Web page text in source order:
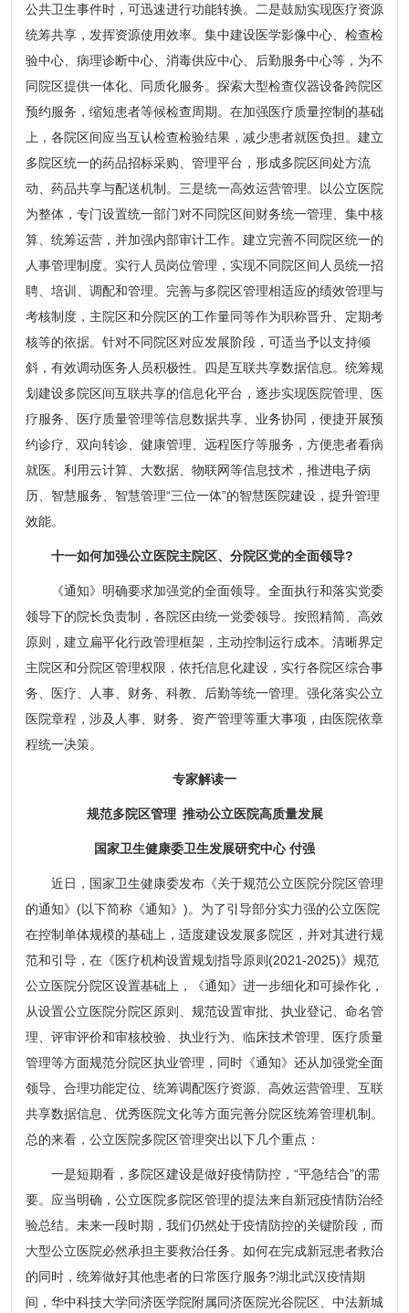
公共卫生事件时，可迅速进行功能转换。二是鼓励实现医疗资源
统筹共享，发挥资源使用效率。集中建设医学影像中心、检查检
验中心、病理诊断中心、消毒供应中心、后勤服务中心等，为不
同院区提供一体化、同质化服务。探索大型检查仪器设备跨院区
预约服务，缩短患者等候检查周期。在加强医疗质量控制的基础
上，各院区间应当互认检查检验结果，减少患者就医负担。建立
多院区统一的药品招标采购、管理平台，形成多院区间处方流
动、药品共享与配送机制。三是统一高效运营管理。以公立医院
为整体，专门设置统一部门对不同院区间财务统一管理、集中核
算、统筹运营，并加强内部审计工作。建立完善不同院区统一的
人事管理制度。实行人员岗位管理，实现不同院区间人员统一招
聘、培训、调配和管理。完善与多院区管理相适应的绩效管理与
考核制度，主院区和分院区的工作量同等作为职称晋升、定期考
核等的依据。针对不同院区对应发展阶段，可适当予以支持倾
斜，有效调动医务人员积极性。四是互联共享数据信息。统筹规
划建设多院区间互联共享的信息化平台，逐步实现医院管理、医
疗服务、医疗质量管理等信息数据共享、业务协同，便捷开展预
约诊疗、双向转诊、健康管理、远程医疗等服务，方便患者看病
就医。利用云计算、大数据、物联网等信息技术，推进电子病
历、智慧服务、智慧管理“三位一体”的智慧医院建设，提升管理
效能。
十一如何加强公立医院主院区、分院区党的全面领导?
《通知》明确要求加强党的全面领导。全面执行和落实党委
领导下的院长负责制，各院区由统一党委领导。按照精简、高效
原则，建立扁平化行政管理框架，主动控制运行成本。清晰界定
主院区和分院区管理权限，依托信息化建设，实行各院区综合事
务、医疗、人事、财务、科教、后勤等统一管理。强化落实公立
医院章程，涉及人事、财务、资产管理等重大事项，由医院依章
程统一决策。
专家解读一
规范多院区管理 推动公立医院高质量发展
国家卫生健康委卫生发展研究中心 付强
近日，国家卫生健康委发布《关于规范公立医院分院区管理
的通知》(以下简称《通知》)。为了引导部分实力强的公立医院
在控制单体规模的基础上，适度建设发展多院区，并对其进行规
范和引导，在《医疗机构设置规划指导原则(2021-2025)》规范
公立医院分院区设置基础上，《通知》进一步细化和可操作化，
从设置公立医院分院区原则、规范设置审批、执业登记、命名管
理、评审评价和审核校验、执业行为、临床技术管理、医疗质量
管理等方面规范分院区执业管理，同时《通知》还从加强党全面
领导、合理功能定位、统筹调配医疗资源、高效运营管理、互联
共享数据信息、优秀医院文化等方面完善分院区统筹管理机制。
总的来看，公立医院多院区管理突出以下几个重点：
一是短期看，多院区建设是做好疫情防控，“平急结合”的需
要。应当明确，公立医院多院区管理的提法来自新冠疫情防治经
验总结。未来一段时期，我们仍然处于疫情防控的关键阶段，而
大型公立医院必然承担主要救治任务。如何在完成新冠患者救治
的同时，统筹做好其他患者的日常医疗服务?湖北武汉疫情期
间，华中科技大学同济医学院附属同济医院光谷院区、中法新城